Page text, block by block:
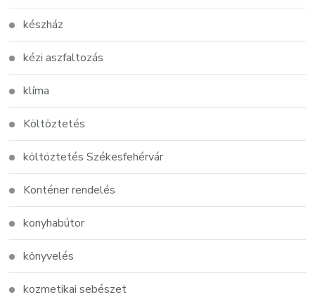
készház
kézi aszfaltozás
klíma
Költöztetés
költöztetés Székesfehérvár
Konténer rendelés
konyhabútor
könyvelés
kozmetikai sebészet